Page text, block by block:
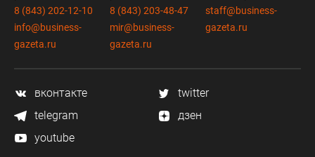
8 (843) 202-12-10
info@business-
gazeta.ru
8 (843) 203-48-47
mir@business-
gazeta.ru
staff@business-
gazeta.ru
вконтакте
twitter
telegram
дзен
youtube